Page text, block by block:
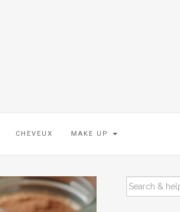
CHEVEUX MAKE UP
SEARCH
FOR: